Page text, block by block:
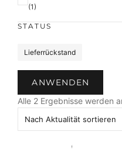
(1)
STATUS
u
Lieferrückstand
ANWENDEN
Alle 2 Ergebnisse werden